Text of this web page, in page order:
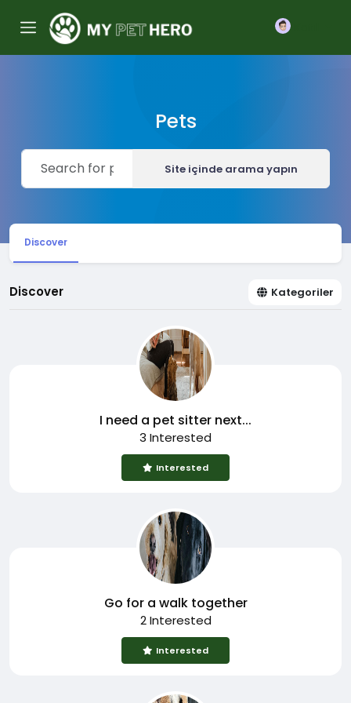
Pets
Site içinde arama yapın
Discover
Discover Kategoriler
I need a pet sitter next...
3 Interested
Interested
Go for a walk together
2 Interested
Interested